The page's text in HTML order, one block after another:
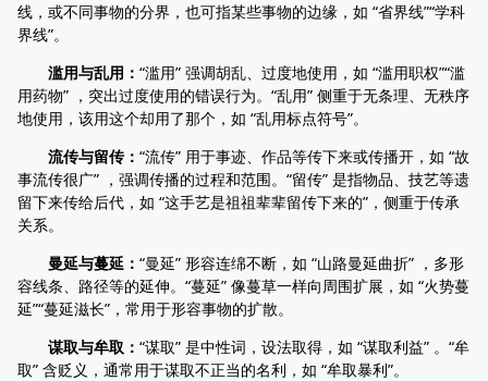
线，或不同事物的分界，也可指某些事物的边缘，如 “省界线”“学科
界线”。
滥用与乱用： “滥用” 强调胡乱、过度地使用，如 “滥用职权”“滥
用药物” ，突出过度使用的错误行为。“乱用” 侧重于无条理、无秩序
地使用，该用这个却用了那个，如 “乱用标点符号”。
流传与留传： “流传” 用于事迹、作品等传下来或传播开，如 “故
事流传很广” ，强调传播的过程和范围。“留传” 是指物品、技艺等遗
留下来传给后代，如 “这手艺是祖祖辈辈留传下来的”，侧重于传承
关系。
曼延与蔓延： “曼延” 形容连绵不断，如 “山路曼延曲折” ，多形
容线条、路径等的延伸。“蔓延” 像蔓草一样向周围扩展，如 “火势蔓
延”“蔓延滋长”，常用于形容事物的扩散。
谋取与牟取： “谋取” 是中性词，设法取得，如 “谋取利益” 。“牟
取” 含贬义，通常用于谋取不正当的名利，如 “牟取暴利”。